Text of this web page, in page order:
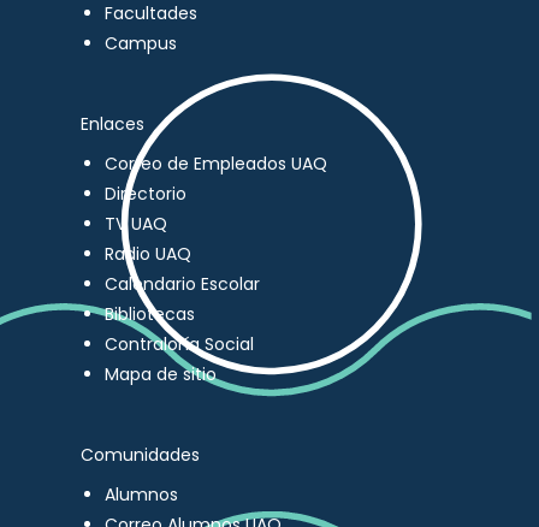
Facultades
Campus
Enlaces
Correo de Empleados UAQ
Directorio
TV UAQ
Radio UAQ
Calendario Escolar
Bibliotecas
Contraloría Social
Mapa de sitio
Comunidades
Alumnos